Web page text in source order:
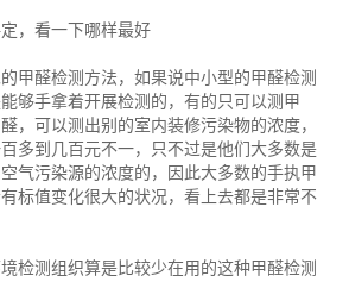
，看一下哪样最好
醛检测方法，如果说中小型的甲醛检测
够手拿着开展检测的，有的只可以测甲
，可以测出别的室内装修污染物的浓度，
多到几百元不一，只不过是他们大多数是
气污染源的浓度的，因此大多数的手执甲
标值变化很大的状况，看上去都是非常不
测组织算是比较少在用的这种甲醛检测